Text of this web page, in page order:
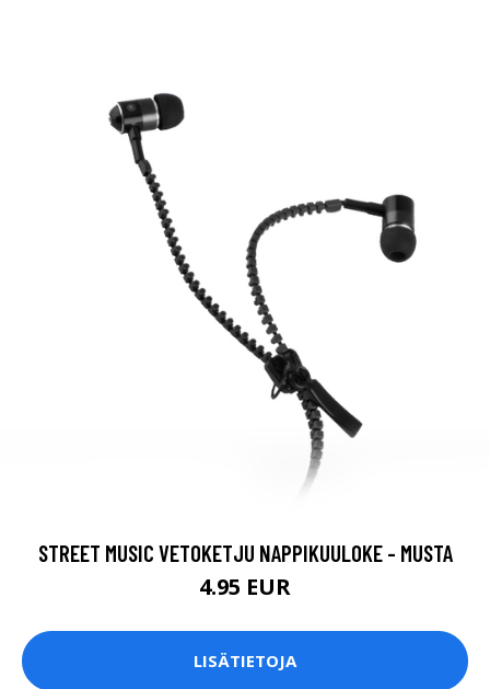
STREET MUSIC VETOKETJU NAPPIKUULOKE - MUSTA
4.95 EUR
LISÄTIETOJA